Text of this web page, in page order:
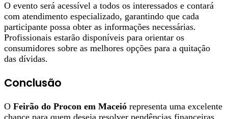
O evento será acessível a todos os interessados e contará
com atendimento especializado, garantindo que cada
participante possa obter as informações necessárias.
Profissionais estarão disponíveis para orientar os
consumidores sobre as melhores opções para a quitação
das dívidas.
Conclusão
O Feirão do Procon em Maceió representa uma excelente